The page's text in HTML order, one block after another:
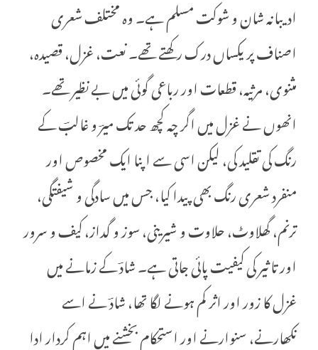
ادیبانہ شان و شوکت مسلم ہے۔ وہ مختلف شعری
اصناف پر یکساں درک رکھتے تھے۔ نعت، غزل، قصیدہ،
مثنوی، مرثیہ، قطعات اور رباعی گوئی میں بے نظیر تھے۔
انھوں نے غزل میں اگر چہ کچھ حد تک میرؔ و غالبؔ کے
رنگ کی تقلید کی، لیکن اسی سے اپنا ایک مخصوص اور
منفرد شعری رنگ بھی پیدا کیا، جس میں سادگی و شیفتگی،
ترنم، گھلاوٹ، حلاوت و شیرینی، سوز و گداز، کیف و سرور
اور تاثیر کی کیفیت پائی جاتی ہے۔ شادؔ کے زمانے میں
غزل کا زور اور اثر کم ہونے لگا تھا، شادؔ نے اسے
نکھارنے، سنوارنے اور استحکام بخشنے میں اہم کردار ادا